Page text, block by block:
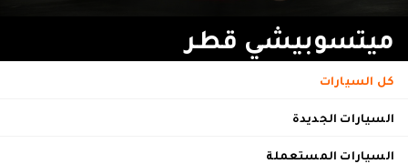
ميتسوبيشي قطر
كل السيارات
السيارات الجديدة
السيارات المستعملة